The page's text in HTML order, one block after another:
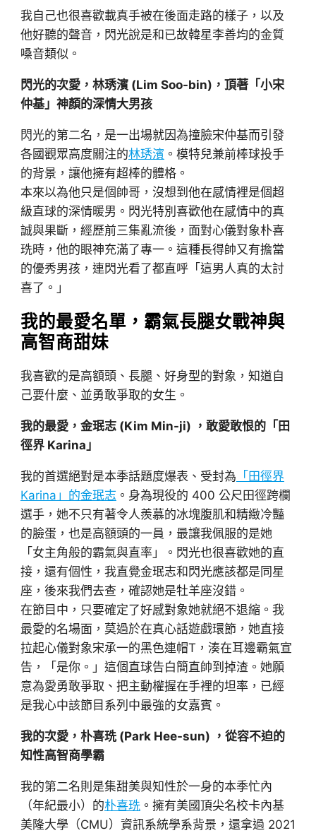
我自己也很喜歡載真手被在後面走路的樣子，以及
他好聽的聲音，閃光說是和已故韓星李善均的金質
嗓音類似。
閃光的次愛，林琇濱 (Lim Soo-bin)，頂著「小宋
仲基」神顏的深情大男孩
閃光的第二名，是一出場就因為撞臉宋仲基而引發
各國觀眾高度關注的林琇濱 。模特兒兼前棒球投手
的背景，讓他擁有超棒的體格。
本來以為他只是個帥哥，沒想到他在感情裡是個超
級直球的深情暖男。閃光特別喜歡他在感情中的真
誠與果斷，經歷前三集亂流後，面對心儀對象朴喜
珗時，他的眼神充滿了專一。這種長得帥又有擔當
的優秀男孩，連閃光看了都直呼「這男人真的太討
喜了。」
我的最愛名單，霸氣長腿女戰神與
高智商甜妹
我喜歡的是高額頭、長腿、好身型的對象，知道自
己要什麼、並勇敢爭取的女生。
我的最愛，金珉志 (Kim Min-ji) ，敢愛敢恨的「田
徑界 Karina」
我的首選絕對是本季話題度爆表、受封為 「田徑界
Karina」的金珉志 。身為現役的 400 公尺田徑跨欄
選手，她不只有著令人羨慕的冰塊腹肌和精緻冷豔
的臉蛋，也是高額頭的一員，最讓我佩服的是她
「女主角般的霸氣與直率」。閃光也很喜歡她的直
接，還有個性，我直覺金珉志和閃光應該都是同星
座，後來我們去查，確認她是牡羊座沒錯。
在節目中，只要確定了好感對象她就絕不退縮。我
最愛的名場面，莫過於在真心話遊戲環節，她直接
拉起心儀對象宋承一的黑色連帽T，湊在耳邊霸氣宣
告，「是你。」這個直球告白簡直帥到掉渣。她願
意為愛勇敢爭取、把主動權握在手裡的坦率，已經
是我心中該節目系列中最強的女嘉賓。
我的次愛，朴喜珗 (Park Hee-sun) ，從容不迫的
知性高智商學霸
我的第二名則是集甜美與知性於一身的本季忙內
（年紀最小）的朴喜珗。擁有美國頂尖名校卡內基
美隆大學（CMU）資訊系統學系背景，還拿過 2021